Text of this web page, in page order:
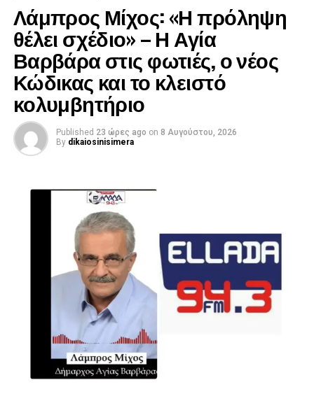
Λάμπρος Μίχος: «Η πρόληψη
θέλει σχέδιο» – Η Αγία
Βαρβάρα στις φωτιές, ο νέος
Κώδικας και το κλειστό
κολυμβητήριο
Published 23 ώρες ago on 8 Αυγούστου, 2026
By dikaiosinisimera